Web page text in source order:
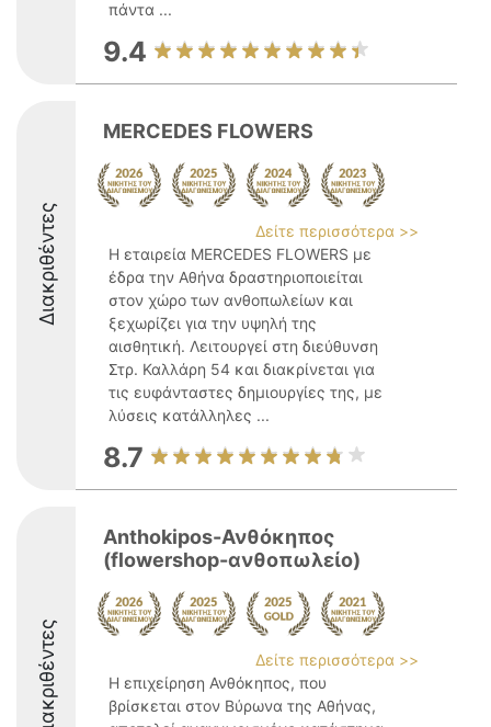
πάντα ...
9.4
Διακριθέντες
MERCEDES FLOWERS
Δείτε περισσότερα >>
Η εταιρεία MERCEDES FLOWERS με
έδρα την Αθήνα δραστηριοποιείται
στον χώρο των ανθοπωλείων και
ξεχωρίζει για την υψηλή της
αισθητική. Λειτουργεί στη διεύθυνση
Στρ. Καλλάρη 54 και διακρίνεται για
τις ευφάνταστες δημιουργίες της, με
λύσεις κατάλληλες ...
8.7
Διακριθέντες
Anthokipos-Ανθόκηπος
(flowershop-ανθοπωλείο)
Δείτε περισσότερα >>
Η επιχείρηση Ανθόκηπος, που
βρίσκεται στον Βύρωνα της Αθήνας,